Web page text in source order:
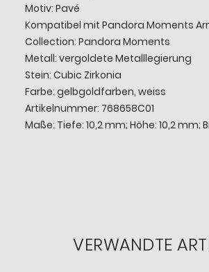
Motiv: Pavé
Kompatibel mit Pandora Moments
Collection: Pandora Moments
Metall: vergoldete Metalllegierung
Stein: Cubic Zirkonia
Farbe: gelbgoldfarben, weiss
Artikelnummer: 768658C01
Maße: Tiefe: 10,2 mm; Höhe: 10,2 mm;
VERWANDTE